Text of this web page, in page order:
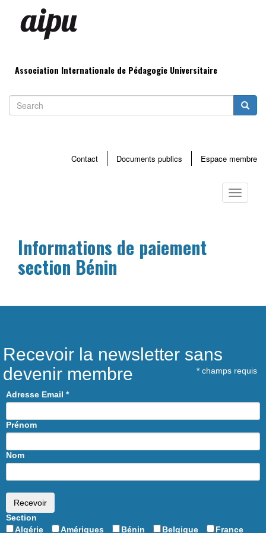
contenu
Association Internationale de Pédagogie Universitaire
Search
Espace membre
Documents publics
Contact
Toggle
Informations de paiement
section Bénin
Recevoir la newsletter sans
devenir membre
* champs requis
Adresse Email *
Prénom
Nom
Section
Algérie
Amériques Bénin Belgique France